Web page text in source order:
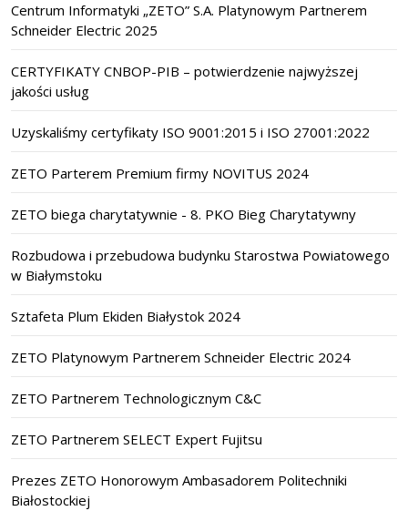
Centrum Informatyki „ZETO” S.A. Platynowym Partnerem
Schneider Electric 2025
CERTYFIKATY CNBOP-PIB – potwierdzenie najwyższej
jakości usług
Uzyskaliśmy certyfikaty ISO 9001:2015 i ISO 27001:2022
ZETO Parterem Premium firmy NOVITUS 2024
ZETO biega charytatywnie - 8. PKO Bieg Charytatywny
Rozbudowa i przebudowa budynku Starostwa Powiatowego
w Białymstoku
Sztafeta Plum Ekiden Białystok 2024
ZETO Platynowym Partnerem Schneider Electric 2024
ZETO Partnerem Technologicznym C&C
ZETO Partnerem SELECT Expert Fujitsu
Prezes ZETO Honorowym Ambasadorem Politechniki
Białostockiej